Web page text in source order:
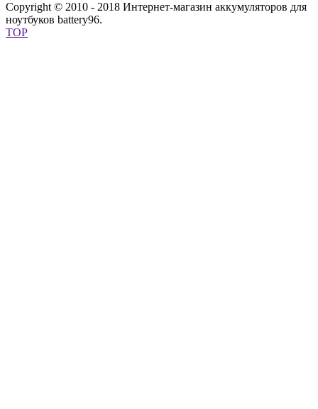
Copyright © 2010 - 2018 Интернет-магазин аккумуляторов для
ноутбуков battery96.
TOP